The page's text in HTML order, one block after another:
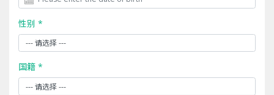
性别 *
国籍 *